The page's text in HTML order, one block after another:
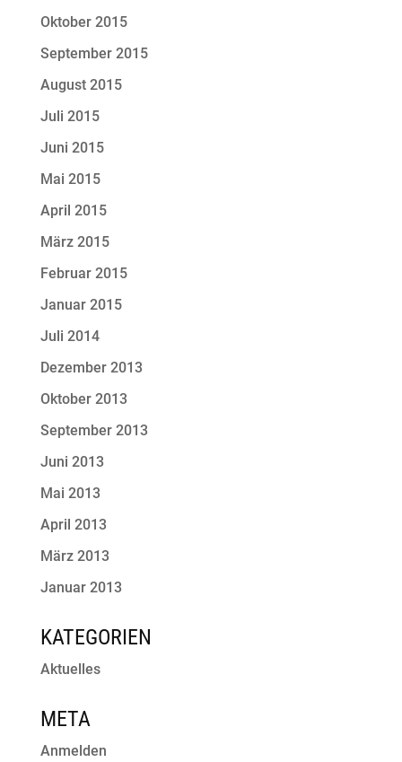
Oktober 2015
September 2015
August 2015
Juli 2015
Juni 2015
Mai 2015
April 2015
März 2015
Februar 2015
Januar 2015
Juli 2014
Dezember 2013
Oktober 2013
September 2013
Juni 2013
Mai 2013
April 2013
März 2013
Januar 2013
KATEGORIEN
Aktuelles
META
Anmelden